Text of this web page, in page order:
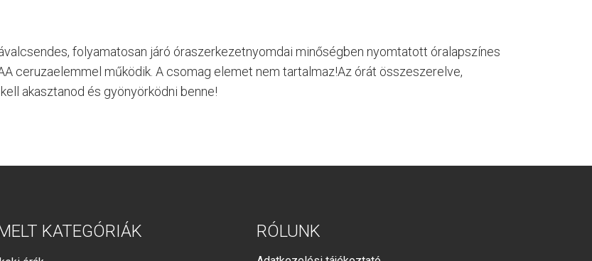
folyamatosan járó óraszerkezetnyomdai minőségben nyomtatott óralapszínes
ceruzaelemmel működik. A csomag elemet nem tartalmaz!Az órát összeszerelve,
akasztanod és gyönyörködni benne!
KATEGÓRIÁK RÓLUNK